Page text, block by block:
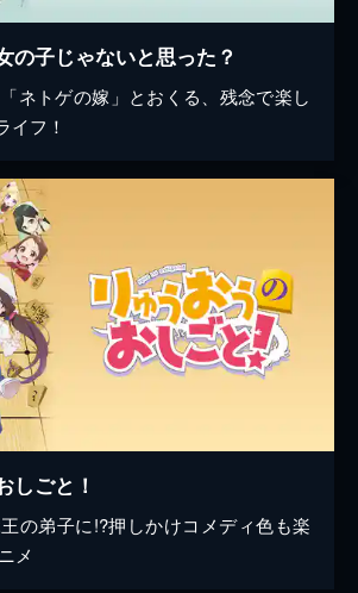
の子じゃないと思った？
ネトゲの嫁」とおくる、残念で楽し
イフ！
しごと！
の弟子に!?押しかけコメディ色も楽
メ